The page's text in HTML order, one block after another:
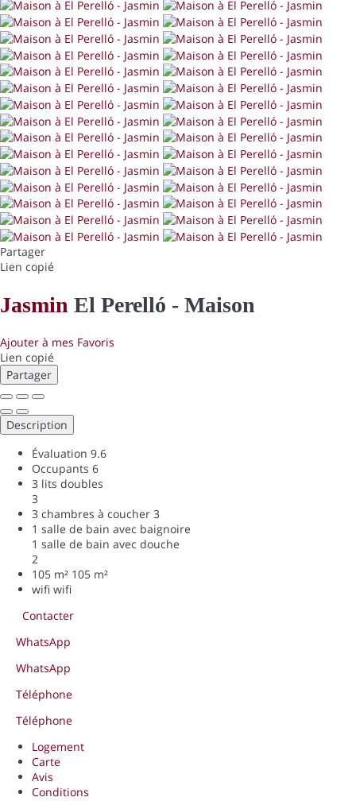
Partager
Lien copié
Jasmin El Perelló - Maison
Ajouter à mes Favoris
Lien copié
Partager
Description
Évaluation 9.6
Occupants 6
3 lits doubles
3
3 chambres à coucher 3
1 salle de bain avec baignoire
1 salle de bain avec douche
2
105 m² 105 m²
wifi wifi
Contacter
WhatsApp
WhatsApp
Téléphone
Téléphone
Logement
Carte
Avis
Conditions